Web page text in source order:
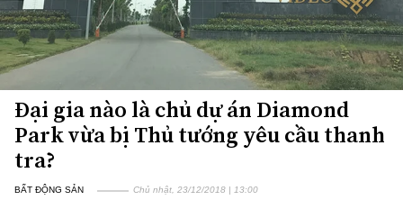
Đại gia nào là chủ dự án Diamond
Park vừa bị Thủ tướng yêu cầu thanh
tra?
BẤT ĐỘNG SẢN Chủ nhật, 23/12/2018 | 13:00